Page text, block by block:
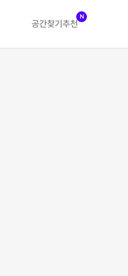
공간찾기 추천
N